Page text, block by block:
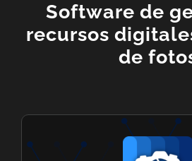
Software de
recursos
de